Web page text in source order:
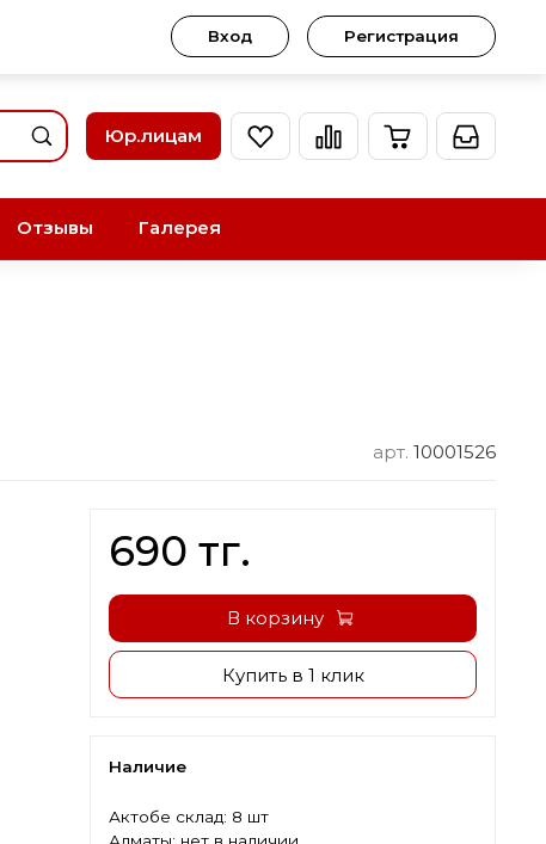
Вход Регистрация
Юр.лицам
Отзывы Галерея
арт. 10001526
690 тг.
В корзину
Купить в 1 клик
Наличие
Актобе склад: 8 шт
Алматы: нет в наличии